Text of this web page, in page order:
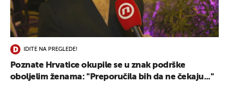
IDITE NA PREGLEDE!
Poznate Hrvatice okupile se u znak podrške
oboljelim ženama: ''Preporučila bih da ne čekaju...''